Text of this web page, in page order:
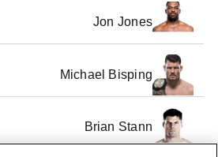
Jon Jones
Michael Bisping
Brian Stann